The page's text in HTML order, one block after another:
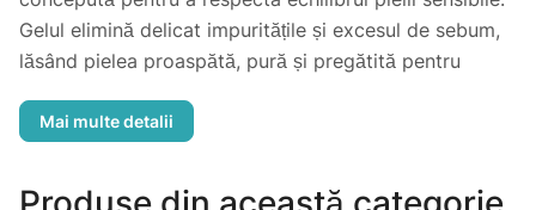
Gelul elimină delicat impuritățile și excesul de sebum,
lăsând pielea proaspătă, pură și pregătită pentru
sa conține tensioactivi blânzi, potriviți pentru pielea
nasturțium care ajută la reglarea sebumului și